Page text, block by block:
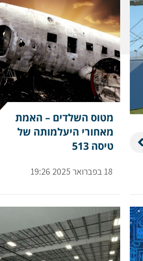
מטוס השלדים – האמת
מאחורי היעלמותה של
טיסה 513
18 בפברואר 2025 19:26